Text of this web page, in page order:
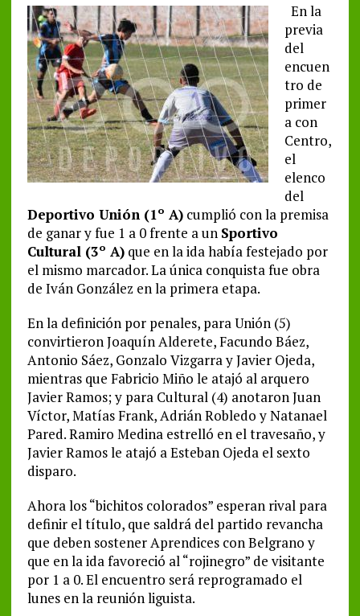
En la
previa
del
encuen
tro de
primer
a con
Centro,
el
elenco
del
Deportivo Unión (1º A)cumplió con la premisa
de ganar y fue 1 a 0 frente a un Sportivo
Cultural (3º A)que en la ida había festejado por
el mismo marcador. La única conquista fue obra
de Iván González en la primera etapa.
En la definición por penales, para Unión (5)
convirtieron Joaquín Alderete, Facundo Báez,
Antonio Sáez, Gonzalo Vizgarra y Javier Ojeda,
mientras que Fabricio Miño le atajó al arquero
Javier Ramos; y para Cultural (4) anotaron Juan
Víctor, Matías Frank, Adrián Robledo y Natanael
Pared. Ramiro Medina estrelló en el travesaño, y
Javier Ramos le atajó a Esteban Ojeda el sexto
disparo.
Ahora los “bichitos colorados” esperan rival para
definir el título, que saldrá del partido revancha
que deben sostener Aprendices con Belgrano y
que en la ida favoreció al “rojinegro” de visitante
por 1 a 0. El encuentro será reprogramado el
lunes en la reunión liguista.